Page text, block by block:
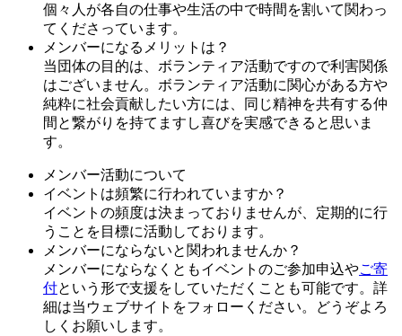
個々人が各自の仕事や生活の中で時間を割いて関わっ
てくださっています。
メンバーになるメリットは？
当団体の目的は、ボランティア活動ですので利害関係
はございません。ボランティア活動に関心がある方や
純粋に社会貢献したい方には、同じ精神を共有する仲
間と繋がりを持てますし喜びを実感できると思いま
す。
メンバー活動について
イベントは頻繁に行われていますか？
イベントの頻度は決まっておりませんが、定期的に行
うことを目標に活動しております。
メンバーにならないと関われませんか？
メンバーにならなくともイベントのご参加申込やご寄
付という形で支援をしていただくことも可能です。詳
細は当ウェブサイトをフォローください。どうぞよろ
しくお願いします。